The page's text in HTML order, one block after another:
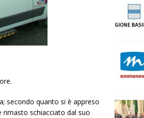
secondo quanto si è appreso
rimasto schiacciato dal suo